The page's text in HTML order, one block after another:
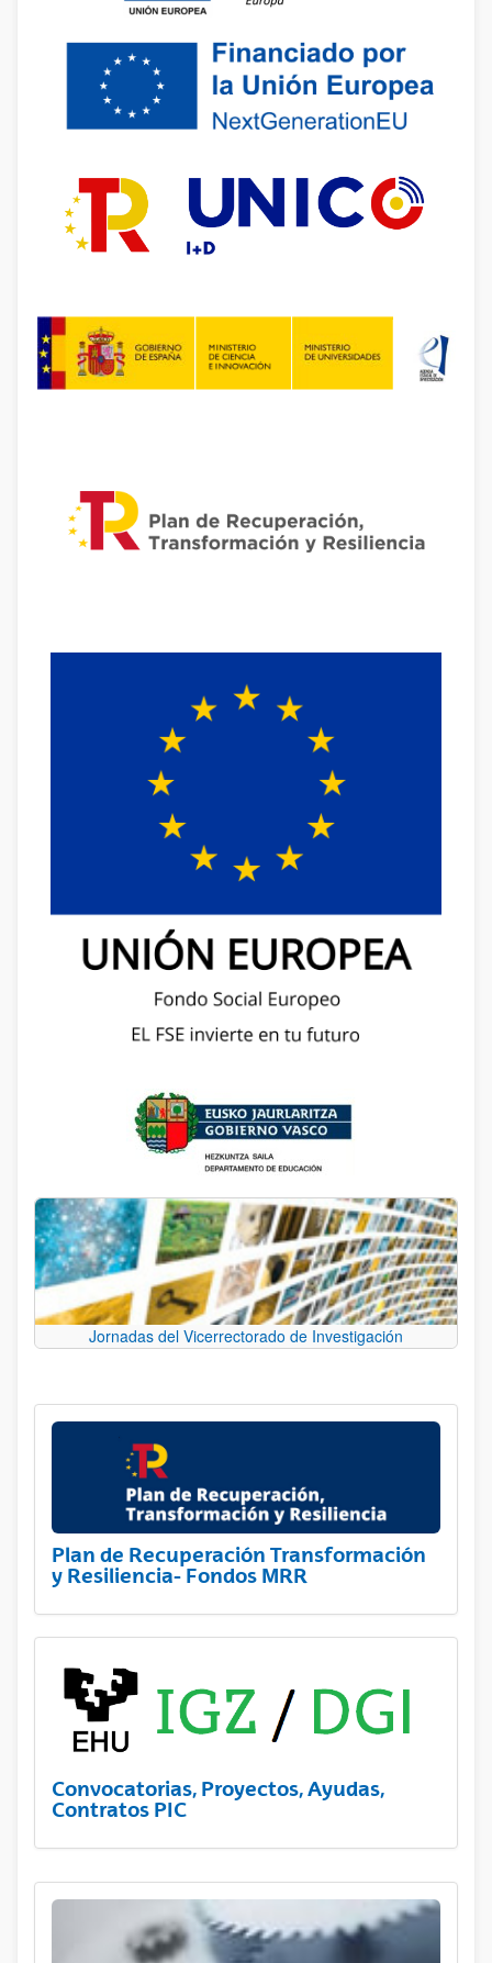
Jornadas del Vicerrectorado de Investigación
Plan de Recuperación Transformación
y Resiliencia- Fondos MRR
Convocatorias, Proyectos, Ayudas,
Contratos PIC